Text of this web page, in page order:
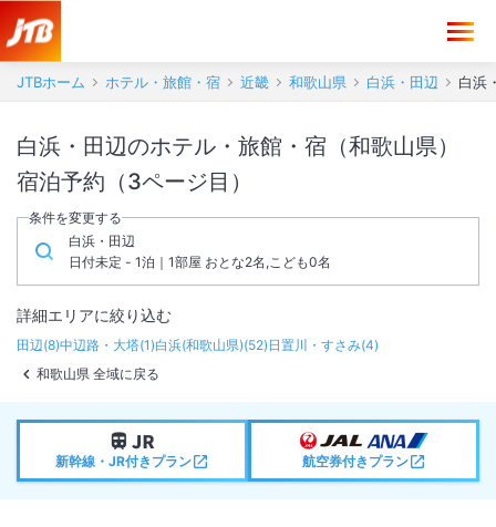
JTBホーム ホテル・旅館・宿 近畿 和歌山県 白浜・田辺 白浜
白浜・田辺のホテル・旅館・宿（和歌山県）
宿泊予約（3ページ目）
条件を変更する
白浜・田辺
日付未定 - 1泊｜1部屋 おとな2名,こども0名
詳細エリアに絞り込む
田辺(8)中辺路・大塔(1)白浜(和歌山県)(52) 日置川・すさみ(4)
和歌山県 全域に戻る
新幹線・JR付きプラン 航空券付きプラン